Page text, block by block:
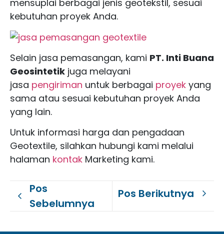
mensuplai berbagai jenis geotekstil, sesuai
kebutuhan proyek Anda.
Selain jasa pemasangan, kami PT. Inti Buana
Geosintetik juga melayani
jasa pengiriman untuk berbagai proyek yang
sama atau sesuai kebutuhan proyek Anda
yang lain.
Untuk informasi harga dan pengadaan
Geotextile, silahkan hubungi kami melalui
halaman kontak Marketing kami.
Pos
Sebelumnya
Pos Berikutnya